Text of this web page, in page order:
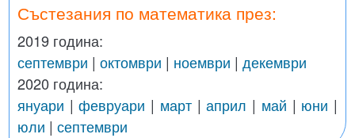
Състезания по математика през:
2019 година:
септември | октомври | ноември | декември
2020 година:
януари |февруари | март|април | май | юни |
юли | септември